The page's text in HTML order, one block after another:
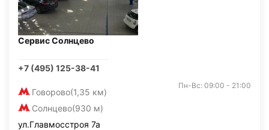
Сервис Солнцево
+7 (495) 125-38-41
Говорово(1,35 км)
Солнцево(930 м)
Пн-Вс: 09:00 - 21:00
ул.Главмосстроя 7а